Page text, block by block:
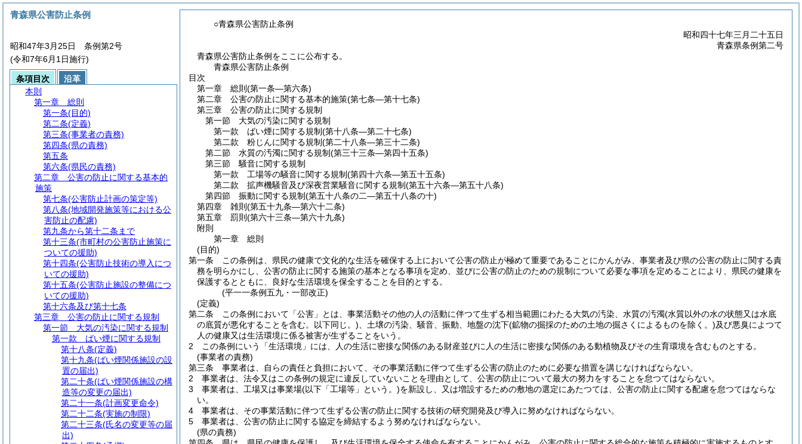
○青森県公害防止条例
昭和四十七年三月二十五日
青森県条例第二号
青森県公害防止条例をここに公布する。
青森県公害防止条例
目次
第一章
総則 (第一条―第六条)
第二章
公害の防止に関する基本的施策(第七条―第十七条)
第三章
公害の防止に関する規制
第一節
大気の汚染に関する規制
第一款
ばい煙に関する規制(第十八条―第二十七条)
第二款
粉じんに関する規制(第二十八条―第三十二条)
第二節
水質の汚濁に関する規制(第三十三条―第四十五条)
第三節
騒音に関する規制
第一款
工場等の騒音に関する規制(第四十六条―第五十五条)
第二款
拡声機騒音及び深夜営業騒音に関する規制(第五十六条―第五十八条)
第四節
振動に関する規制(第五十八条の二―第五十八条の十)
第四章
雑則 (第五十九条―第六十二条)
第五章
罰則 (第六十三条―第六十九条)
附則
第一章
総則
(目的)
第一条
この条例は、県民の健康で文化的な生活を確保する上において公害の防止が極めて重要であることにかんがみ、事業者及び県の公害の防止に関する責
務を明らかにし、公害の防止に関する施策の基本となる事項を定め、並びに公害の防止のための規制について必要な事項を定めることにより、県民の健康を
保護するとともに、良好な生活環境を保全することを目的とする。
(平一一条例五九・一部改正)
(定義)
第二条
この条例において「公害」とは、事業活動その他の人の活動に伴つて生ずる相当範囲にわたる大気の汚染、水質の汚濁(水質以外の水の状態又は水底
の底質が悪化することを含む。以下同じ。) 、土壌の汚染、騒音、振動、地盤の沈下(鉱物の掘採のための土地の掘さくによるものを除く。)及び悪臭によつて
人の健康又は生活環境に係る被害が生ずることをいう。
2
この条例にいう「生活環境」には、人の生活に密接な関係のある財産並びに人の生活に密接な関係のある動植物及びその生育環境を含むものとする。
(事業者の責務)
第三条
事業者は、自らの責任と負担において、その事業活動に伴つて生ずる公害の防止のために必要な措置を講じなければならない。
2
事業者は、法令又はこの条例の規定に違反していないことを理由として、公害の防止について最大の努力をすることを怠つてはならない。
3
事業者は、工場又は事業場(以下「工場等」という。)を新設し、又は増設するための敷地の選定にあたつては、公害の防止に関する配慮を怠つてはならな
い。
4
事業者は、その事業活動に伴つて生ずる公害の防止に関する技術の研究開発及び導入に努めなければならない。
5
事業者は、公害の防止に関する協定を締結するよう努めなければならない。
(県の責務)
青森県公害防止条例
昭和47年3月25日 条例第2号
(令和7年6月1日施行)
条項目次
沿革
本則
第一章
総則
第一条(目的)
第二条(定義)
第三条(事業者の責務)
第四条(県の責務)
第五条
第六条(県民の責務)
第二章
公害の防止に関する基本的
施策
第七条(公害防止計画の策定等)
第八条(地域開発施策等における公
害防止の配慮)
第九条から第十二条まで
第十三条(市町村の公害防止施策に
ついての援助)
第十四条(公害防止技術の導入につ
いての援助)
第十五条(公害防止施設の整備につ
いての援助)
第十六条及び第十七条
第三章
公害の防止に関する規制
第一節
大気の汚染に関する規制
第一款
ばい煙に関する規制
第十八条(定義)
第十九条(ばい煙関係施設の設
置の届出)
第二十条(ばい煙関係施設の構
造等の変更の届出)
第二十一条(計画変更命令)
第二十二条(実施の制限)
第二十三条(氏名の変更等の届
出)